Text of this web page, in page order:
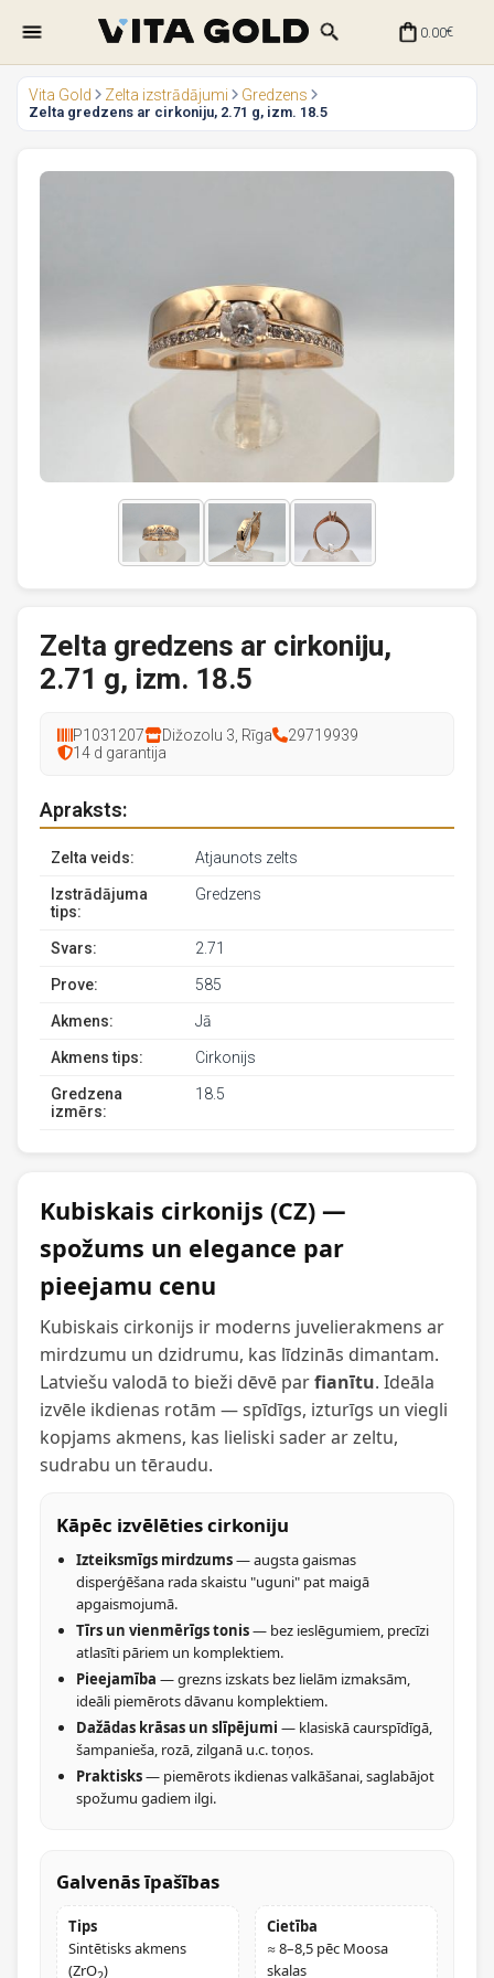
0.00€
Vita Gold Zelta izstrādājumi Gredzens
Zelta gredzens ar cirkoniju, 2.71 g, izm. 18.5
Zelta gredzens ar cirkoniju,
2.71 g, izm. 18.5
P1031207 Dižozolu 3, Rīga
29719939
14 d garantija
Apraksts:
Zelta veids: Atjaunots zelts
Izstrādājuma
tips:
Gredzens
Svars: 2.71
Prove: 585
Akmens: Jā
Akmens tips: Cirkonijs
Gredzena
izmērs:
18.5
Kubiskais cirkonijs (CZ) —
spožums un elegance par
pieejamu cenu
Kubiskais cirkonijs ir moderns juvelierakmens ar
mirdzumu un dzidrumu, kas līdzinās dimantam.
Latviešu valodā to bieži dēvē parfianītu. Ideāla
izvēle ikdienas rotām — spīdīgs, izturīgs un viegli
kopjams akmens, kas lieliski sader ar zeltu,
sudrabu un tēraudu.
Kāpēc izvēlēties cirkoniju
Izteiksmīgs mirdzums— augsta gaismas
disperģēšana rada skaistu "uguni" pat maigā
apgaismojumā.
Tīrs un vienmērīgs tonis— bez ieslēgumiem, precīzi
atlasīti pāriem un komplektiem.
Pieejamība — grezns izskats bez lielām izmaksām,
ideāli piemērots dāvanu komplektiem.
Dažādas krāsas un slīpējumi — klasiskā caurspīdīgā,
šampanieša, rozā, zilganā u.c. toņos.
Praktisks— piemērots ikdienas valkāšanai, saglabājot
spožumu gadiem ilgi.
Galvenās īpašības
Tips
Sintētisks akmens
(ZrO )
Cietība
≈ 8–8,5 pēc Moosa
skalas